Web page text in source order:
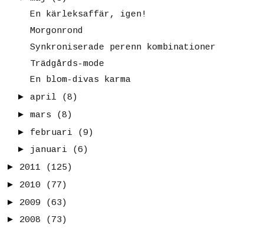
En kärleksaffär, igen!
Morgonrond
Synkroniserade perenn kombinationer
Trädgårds-mode
En blom-divas karma
► april
(8)
► mars
(8)
► februari
(9)
► januari
(6)
► 2011
(125)
► 2010
(77)
► 2009
(63)
► 2008 (73)